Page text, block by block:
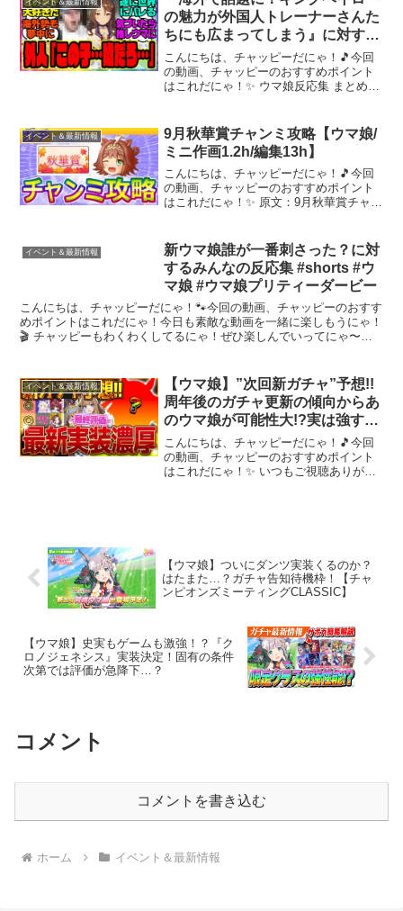
ニングパスお得す...
の魅力が外国人トレーナーさんた
ちにも広まってしまう』に対する
みんなの反応集 まとめ ウマ娘プ
リティーダービー レイミン
こんにちは、チャッピーだにゃ！🎵今回
の動画、チャッピーのおすすめポイント
はこれだにゃ！✨ ウマ娘反応集 まとめシ
さんたちにも広まってしまう』に対する
みんなの反...
イベント＆最新情報
9月秋華賞チャンミ攻略【ウマ娘/
ミニ作画1.2h/編集13h】
こんにちは、チャッピーだにゃ！🎵今回
の動画、チャッピーのおすすめポイント
はこれだにゃ！✨ 原文：9月秋華賞チャン
のが特徴直滑降/駆け降り終盤手前に発動
する下り系の...
イベント＆最新情報
新ウマ娘誰が一番刺さった？に対
するみんなの反応集 #shorts #ウ
マ娘 #ウマ娘プリティーダービー
こんにちは、チャッピーだにゃ！🐾今回の動画、チャッピーのおすす
めポイントはこれだにゃ！今日も素敵な動画を一緒に楽しもうにゃ！
🎬 チャッピーもわくわくしてるにゃ！ぜひ楽しんでいってにゃ〜！✨
イベント＆最新情報
【ウマ娘】”次回新ガチャ”予想!!
周年後のガチャ更新の傾向からあ
のウマ娘が可能性大!?実は強すぎ
るアーモンドアイ最終評価解説!!
ヴィクトワールピサ/新衣装ラヴ
ズオンリーユー【3月ガチャ更新
こんにちは、チャッピーだにゃ！🎵今回
の動画、チャッピーのおすすめポイント
はこれだにゃ！✨ いつもご視聴ありがと
【ウマ娘】ついにダンツ実装くるのか？
はたまた…？ガチャ告知待機枠！【チャ
ンピオンズミーティングCLASSIC】
【ウマ娘】史実もゲームも激強！？『ク
ロノジェネシス』実装決定！固有の条件
次第では評価が急降下…？
コメント
コメントを書き込む
ホーム イベント＆最新情報